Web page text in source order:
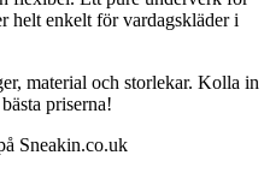
helt enkelt för vardagskläder i
material och storlekar. Kolla in
priserna!
Sneakin.co.uk